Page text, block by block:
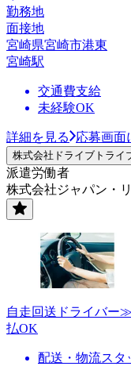
勤務地
面接地
宮崎県宮崎市港東
宮崎駅
交通費支給
未経験OK
詳細を見る 応募画面
株式会社ドライブトライ
派遣労働者
株式会社ジャパン・
自走回送ドライバー
払OK
配送・物流スタ